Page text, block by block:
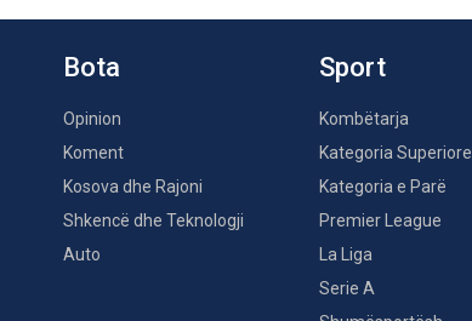
Bota
Opinion
Koment
Kosova dhe Rajoni
Shkencë dhe Teknologji
Auto
Sport
Kombëtarja
Kategoria Superiore
Kategoria e Parë
Premier League
La Liga
Serie A